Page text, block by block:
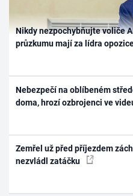
Nikdy nezpochybňujte voliče
průzkumu mají za lídra
Nebezpečí na oblíbeném
doma, hrozí ozbrojenci ve
Zemřel už před příjezdem
nezvládl zatáčku